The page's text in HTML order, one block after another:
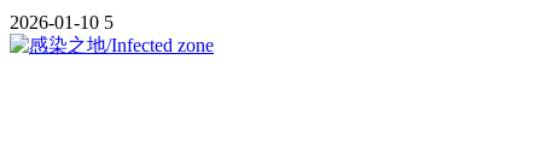
2026-01-10 5